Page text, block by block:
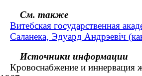
См. также
Витебская государственная
Саланека, Эдуард Андрэевіч
Источники информации
Кровоснабжение и иннервация